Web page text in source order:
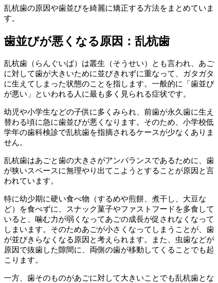
乱杭歯の原因や歯並びを綺麗に矯正する方法をまとめていま
す。
歯並びが悪くなる原因：乱杭歯
乱杭歯（らんぐいば）は叢生（そうせい）とも言われ、あご
に対して歯が大きいために並びきれずに重なって、ガタガタ
に生えてしまった状態のことを指します。一般的に「歯並び
が悪い」といわれる人に最も多く見られる症状です。
幼児や小学生などの子供に多くみられ、前歯が永久歯に生え
替わる頃に急に歯並びが悪くなります。そのため、小学校低
学年の歯科検診で乱杭歯を指摘されるケースが少なくありま
せん。
乱杭歯はあごと歯の大きさがアンバランスであるために、歯
が狭いスペースに無理やり出てこようとすることが原因と言
われています。
特に幼少期に硬い食べ物（するめや煎餅、煮干し、大豆な
ど）を食べずに、スナック菓子やファストフードを多食して
いると、噛む力が弱くなってあごの成長が促されなくなって
しまいます。そのためあごが小さくなってしまうことが、歯
が並びきらなくなる原因と考えられます。また、虫歯などが
原因で抜歯した隙間に、両側の歯が移動してくることでも起
こります。
一方、歯そのものがあごに対して大きいことでも乱杭歯とな